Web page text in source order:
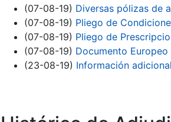
(07-08-19) Diversas pólizas de
(07-08-19) Pliego de
(07-08-19) Pliego de
(07-08-19) Documento
(23-08-19) Información adicional